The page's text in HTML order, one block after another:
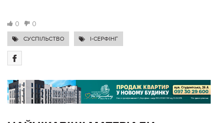
0 0
СУСПІЛЬСТВО I-СЕРФІНГ